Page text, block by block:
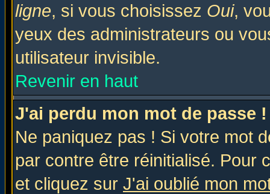
ligne, si vous choisissez Oui,
yeux des administrateurs ou
utilisateur invisible.
Revenir en haut
J'ai perdu mon mot de passe !
Ne paniquez pas ! Si votre mot
par contre être réinitialisé. Pour
et cliquez sur J'ai oublié mon